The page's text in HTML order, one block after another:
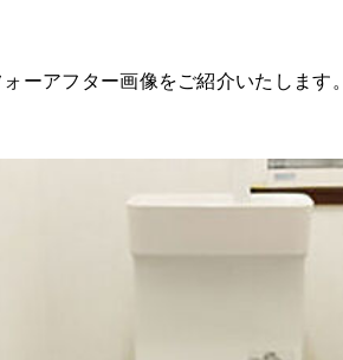
ーアフター画像をご紹介いたします。